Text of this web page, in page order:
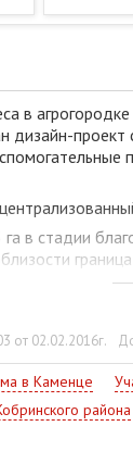
в
в стадии
от 02.02.2016г.
в Каменце
района